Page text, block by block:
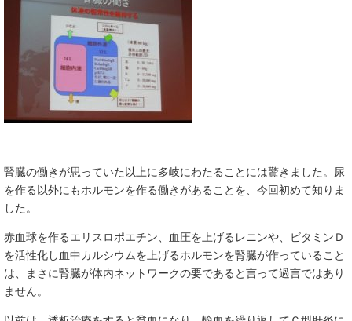
腎臓の働きが思っていた以上に多岐にわたることには驚きました。尿
を作る以外にもホルモンを作る働きがあることを、今回初めて知りま
した。
赤血球を作るエリスロポエチン、血圧を上げるレニンや、ビタミンＤ
を活性化し血中カルシウムを上げるホルモンを腎臓が作っていること
は、まさに腎臓が体内ネットワークの要であると言って過言ではあり
ません。